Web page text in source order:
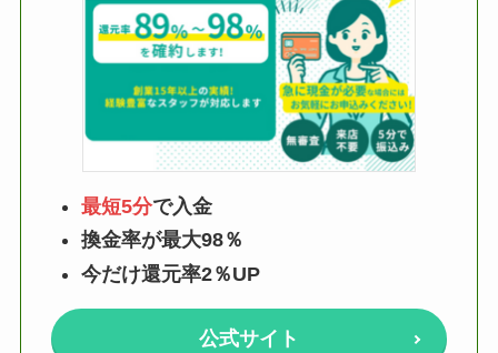
最短5分で入金
換金率が最大98％
今だけ還元率2％UP
公式サイト